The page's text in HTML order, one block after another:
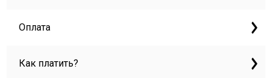
Оплата
Как платить?